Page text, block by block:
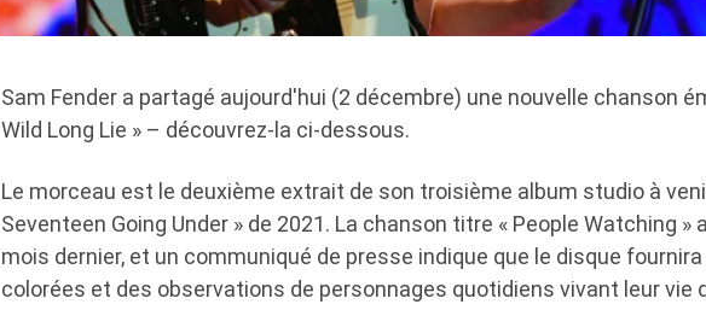
Sam Fender a partagé aujourd'hui (2 décembre) une nouvelle chanson
Wild Long Lie » – découvrez-la ci-dessous.
Le morceau est le deuxième extrait de son troisième album studio à
Seventeen Going Under » de 2021. La chanson titre « People Watching »
mois dernier, et un communiqué de presse indique que le disque
colorées et des observations de personnages quotidiens vivant leur vie